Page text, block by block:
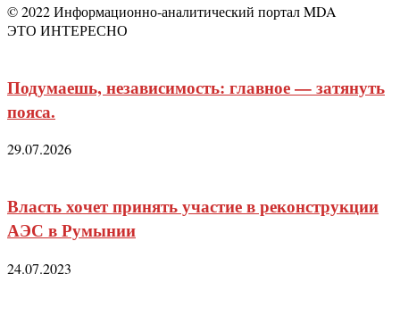
© 2022 Информационно-аналитический портал MDA
ЭТО ИНТЕРЕСНО
Подумаешь, независимость: главное — затянуть
пояса.
29.07.2026
Власть хочет принять участие в реконструкции
АЭС в Румынии
24.07.2023